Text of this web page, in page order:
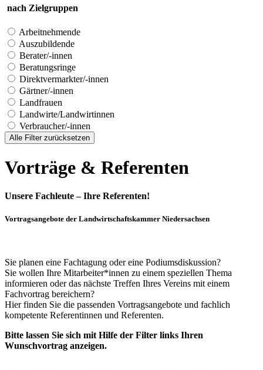
nach Zielgruppen
Arbeitnehmende
Auszubildende
Berater/-innen
Beratungsringe
Direktvermarkter/-innen
Gärtner/-innen
Landfrauen
Landwirte/Landwirtinnen
Verbraucher/-innen
Alle Filter zurücksetzen
Vorträge & Referenten
Unsere Fachleute – Ihre Referenten!
Vortragsangebote der Landwirtschaftskammer Niedersachsen
Sie planen eine Fachtagung oder eine Podiumsdiskussion?
Sie wollen Ihre Mitarbeiter*innen zu einem speziellen Thema
informieren oder das nächste Treffen Ihres Vereins mit einem
Fachvortrag bereichern?
Hier finden Sie die passenden Vortragsangebote und fachlich
kompetente Referentinnen und Referenten.
Bitte lassen Sie sich mit Hilfe der Filter links Ihren
Wunschvortrag anzeigen.